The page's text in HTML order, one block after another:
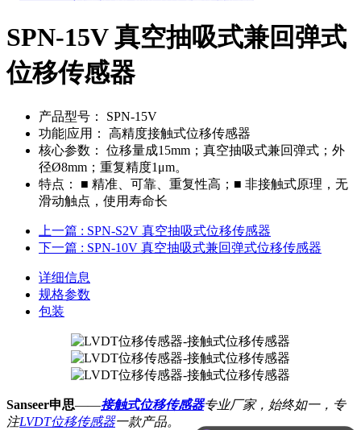
SPN-15V 真空抽吸式兼回弹式
位移传感器
产品型号：
SPN-15V
功能|应用：
高精度接触式位移传感器
核心参数：
位移量成15mm；真空抽吸式兼回弹式；外
径Ø8mm；重复精度1μm。
特点：
■ 精准、可靠、重复性高；■ 非接触式原理，无
滑动触点，使用寿命长
上一篇 : SPN-S2V 真空抽吸式位移传感器
下一篇 : SPN-10V 真空抽吸式兼回弹式位移传感器
详细信息
规格参数
包装
Sanseer申思——接触式位移传感器专业厂家，始终如一，专
注LVDT位移传感器一款产品。